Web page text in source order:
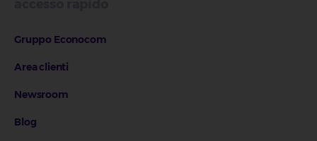
Gruppo Econocom
Area clienti
Newsroom
Blog